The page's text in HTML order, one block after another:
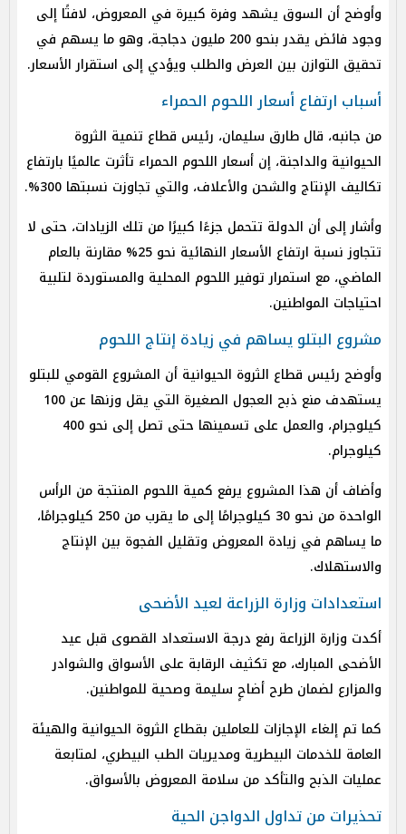
وأوضح أن السوق يشهد وفرة كبيرة في المعروض، لافتًا إلى
وجود فائض يقدر بنحو 200 مليون دجاجة، وهو ما يسهم في
تحقيق التوازن بين العرض والطلب ويؤدي إلى استقرار الأسعار.
أسباب ارتفاع أسعار اللحوم الحمراء
من جانبه، قال طارق سليمان، رئيس قطاع تنمية الثروة
الحيوانية والداجنة، إن أسعار اللحوم الحمراء تأثرت عالميًا بارتفاع
تكاليف الإنتاج والشحن والأعلاف، والتي تجاوزت نسبتها 300%.
وأشار إلى أن الدولة تتحمل جزءًا كبيرًا من تلك الزيادات، حتى لا
تتجاوز نسبة ارتفاع الأسعار النهائية نحو 25% مقارنة بالعام
الماضي، مع استمرار توفير اللحوم المحلية والمستوردة لتلبية
احتياجات المواطنين.
مشروع البتلو يساهم في زيادة إنتاج اللحوم
وأوضح رئيس قطاع الثروة الحيوانية أن المشروع القومي للبتلو
يستهدف منع ذبح العجول الصغيرة التي يقل وزنها عن 100
كيلوجرام، والعمل على تسمينها حتى تصل إلى نحو 400
كيلوجرام.
وأضاف أن هذا المشروع يرفع كمية اللحوم المنتجة من الرأس
الواحدة من نحو 30 كيلوجرامًا إلى ما يقرب من 250 كيلوجرامًا،
ما يساهم في زيادة المعروض وتقليل الفجوة بين الإنتاج
والاستهلاك.
استعدادات وزارة الزراعة لعيد الأضحى
أكدت وزارة الزراعة رفع درجة الاستعداد القصوى قبل عيد
الأضحى المبارك، مع تكثيف الرقابة على الأسواق والشوادر
والمزارع لضمان طرح أضاحٍ سليمة وصحية للمواطنين.
كما تم إلغاء الإجازات للعاملين بقطاع الثروة الحيوانية والهيئة
العامة للخدمات البيطرية ومديريات الطب البيطري، لمتابعة
عمليات الذبح والتأكد من سلامة المعروض بالأسواق.
تحذيرات من تداول الدواجن الحية